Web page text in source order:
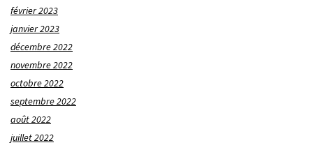
février 2023
janvier 2023
décembre 2022
novembre 2022
octobre 2022
septembre 2022
août 2022
juillet 2022